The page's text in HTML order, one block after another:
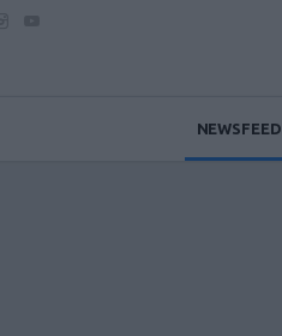
NEWSFEED